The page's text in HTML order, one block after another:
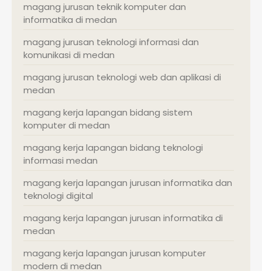
magang jurusan teknik komputer dan
informatika di medan
magang jurusan teknologi informasi dan
komunikasi di medan
magang jurusan teknologi web dan aplikasi di
medan
magang kerja lapangan bidang sistem
komputer di medan
magang kerja lapangan bidang teknologi
informasi medan
magang kerja lapangan jurusan informatika dan
teknologi digital
magang kerja lapangan jurusan informatika di
medan
magang kerja lapangan jurusan komputer
modern di medan